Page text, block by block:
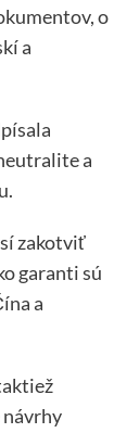
o
a
a
zakotviť
garanti sú
a
návrhy